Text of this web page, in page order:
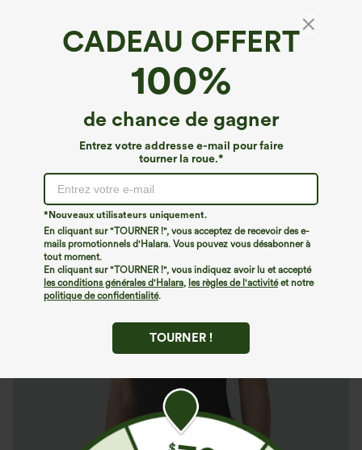
CADEAU OFFERT
100%
de chance de gagner
Entrez votre addresse e-mail pour faire
tourner la roue.*
*Nouveaux utilisateurs uniquement.
En cliquant sur "TOURNER !", vous acceptez de recevoir des e-
mails promotionnels d'Halara. Vous pouvez vous désabonner à
tout moment.
En cliquant sur "TOURNER !", vous indiquez avoir lu et accepté
les conditions générales d'Halara, les règles de l'activitéet notre
politique de confidentialité.
TOURNER !
Débardeur côtelé à col Henley, coupe slim et
€26,95 EUR